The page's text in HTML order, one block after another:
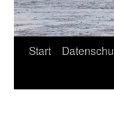
Start